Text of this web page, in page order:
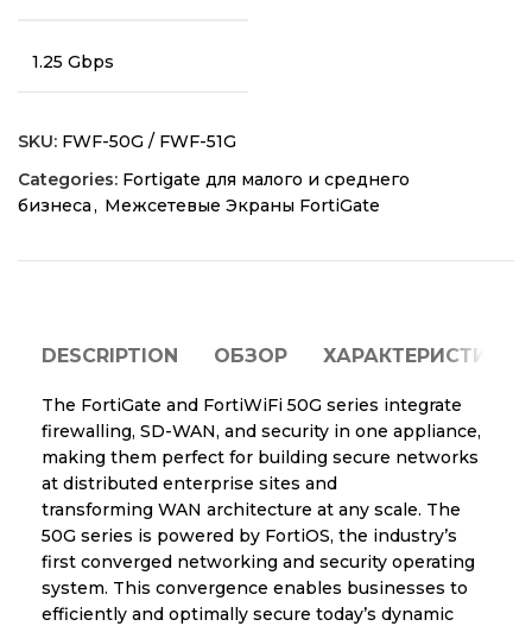
1.25 Gbps
SKU: FWF-50G / FWF-51G
Categories: Fortigate для малого и среднего
бизнеса, Межсетевые Экраны FortiGate
DESCRIPTION ОБЗОР ХАРАКТЕРИСТИКИ
The FortiGate and FortiWiFi 50G series integrate
firewalling, SD-WAN, and security in one appliance,
making them perfect for building secure networks
at distributed enterprise sites and
transforming WAN architecture at any scale. The
50G series is powered by FortiOS, the industry’s
first converged networking and security operating
system. This convergence enables businesses to
efficiently and optimally secure today’s dynamic